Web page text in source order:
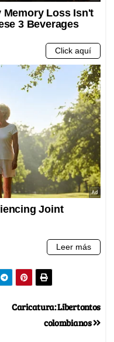
Caricatura: Libertontos
colombianos